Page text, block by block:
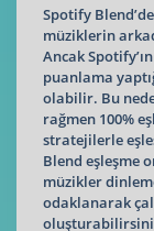
Spotify
müziklerin
Ancak
puanlama
olabilir. Bu
rağmen 100%
stratejilerle
Blend eşleşme
müzikler
odaklanarak